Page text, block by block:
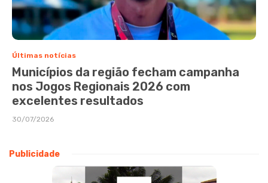
Últimas notícias
Municípios da região fecham campanha
nos Jogos Regionais 2026 com
excelentes resultados
30/07/2026
Publicidade